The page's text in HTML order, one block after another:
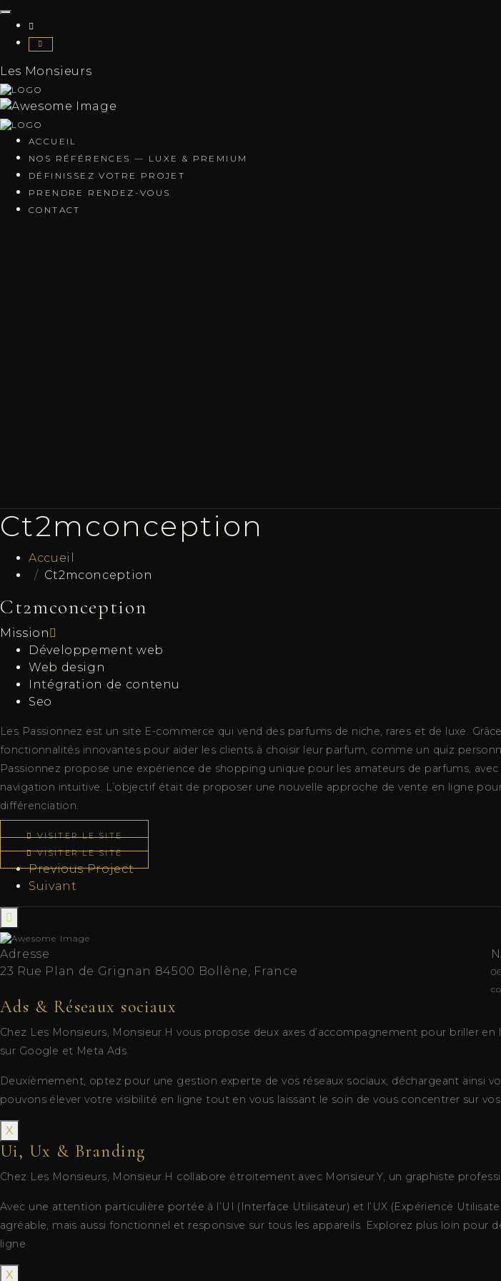
Les Monsieurs
ACCUEIL
NOS RÉFÉRENCES — LUXE & PREMIUM
DÉFINISSEZ VOTRE PROJET
PRENDRE RENDEZ-VOUS
CONTACT
Ct2mconception
Accueil
Ct2mconception
Ct2mconception
Mission
Développement web
Web design
Intégration de contenu
Seo
Les Passionnez est un site E-commerce qui vend des parfums de niche, rares et de luxe.
fonctionnalités innovantes pour aider les clients à choisir leur parfum, comme un quiz
Passionnez propose une expérience de shopping unique pour les amateurs de parfums,
navigation intuitive. L’objectif était de proposer une nouvelle approche de vente en ligne
différenciation.
VISITER LE SITE
VISITER LE SITE
Previous Project
Suivant
Adresse
23 Rue Plan de Grignan 84500 Bollène, France
Ads & Réseaux sociaux
Chez Les Monsieurs, Monsieur.H vous propose deux axes d’accompagnement pour briller
sur Google et Meta Ads.
Deuxièmement, optez pour une gestion experte de vos réseaux sociaux, déchargeant
pouvons élever votre visibilité en ligne tout en vous laissant le soin de vous concentrer sur
X
Ui, Ux & Branding
Chez Les Monsieurs, Monsieur.H collabore étroitement avec Monsieur.Y, un graphiste
Avec une attention particulière portée à l’UI (Interface Utilisateur) et l’UX (Expérience
agréable, mais aussi fonctionnel et responsive sur tous les appareils. Explorez plus loin
ligne
X